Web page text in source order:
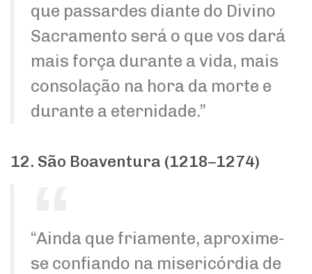
que passardes diante do Divino
Sacramento será o que vos dará
mais força durante a vida, mais
consolação na hora da morte e
durante a eternidade.”
12. São Boaventura (1218–1274)
“Ainda que friamente, aproxime-
se confiando na misericórdia de